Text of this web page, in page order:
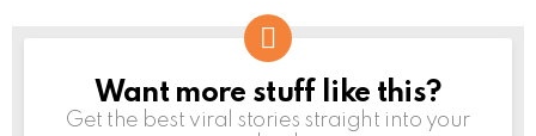
NEWSLETTER
Want more stuff like this?
Get the best viral stories straight into your